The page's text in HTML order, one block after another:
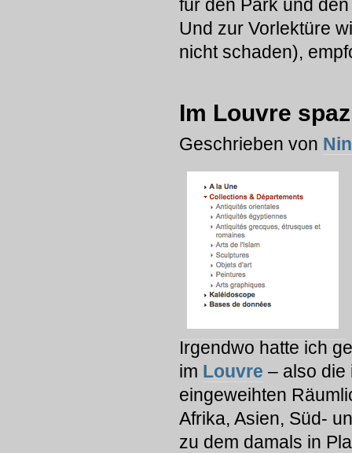
für den Park und
Und zur Vorlektüre
nicht schaden),
Im Louvre
Geschrieben von
Irgendwo hatte ich
im Louvre – also die
eingeweihten
Afrika, Asien, Süd-
zu dem damals in